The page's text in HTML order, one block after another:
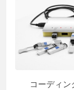
コーディン